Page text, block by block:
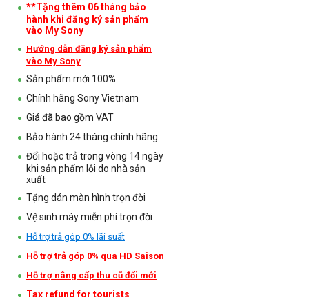
**Tặng thêm 06 tháng bảo
hành khi đăng ký sản phẩm
vào My Sony
Hướng dẫn đăng ký sản phẩm
vào My Sony
Sản phẩm mới 100%
Chính hãng Sony Vietnam
Giá đã bao gồm VAT
Bảo hành 24 tháng chính hãng
Đổi hoặc trả trong vòng 14 ngày
khi sản phẩm lỗi do nhà sản
xuất
Tặng dán màn hình trọn đời
Vệ sinh máy miễn phí trọn đời
Hỗ trợ trả góp 0% lãi suất
Hỗ trợ trả góp 0% qua HD Saison
Hỗ trợ nâng cấp thu cũ đổi mới
Tax refund for tourists